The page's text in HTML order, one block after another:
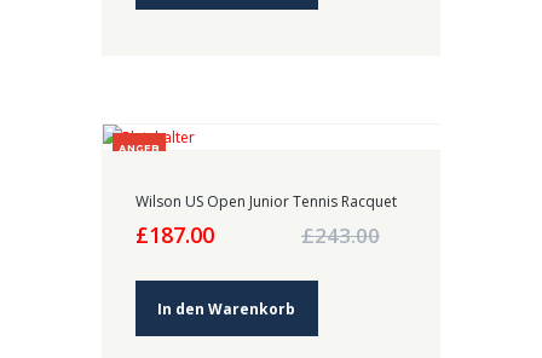
ANGEB
Wilson US Open Junior Tennis Racquet
£243.00
Ursprünglicher
war:
£243.00
£187.00Aktueller
ist:
£187.00.
In den Warenkorb